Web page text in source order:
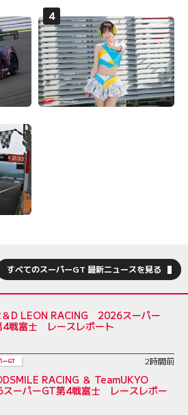
すべてのスーパーGT 最新ニュースを見る
D LEON RACING 2026スーパー
4戦富士 レースレポート
ーGT 2時間前
RACING ＆ TeamUKYO
ーパーGT第4戦富士 レースレポー